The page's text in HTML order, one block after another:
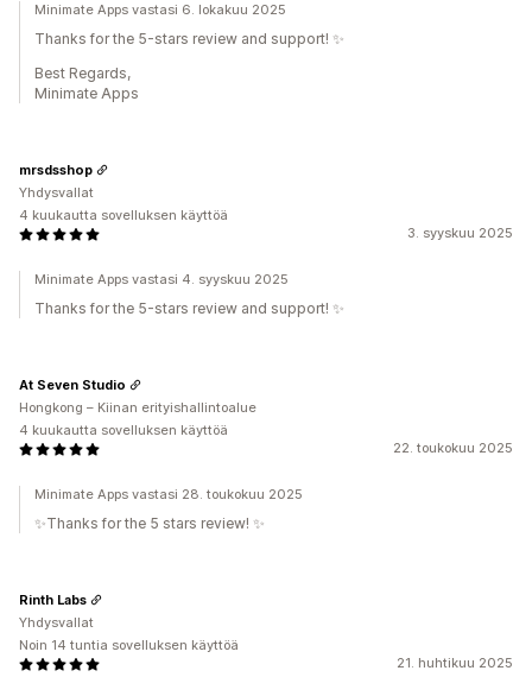
Minimate Apps vastasi 6. lokakuu 2025
Thanks for the 5-stars review and support! ✨
Best Regards,
Minimate Apps
3. syyskuu 2025
mrsdsshop
Yhdysvallat
4 kuukautta sovelluksen käyttöä
Minimate Apps vastasi 4. syyskuu 2025
Thanks for the 5-stars review and support! ✨
22. toukokuu 2025
At Seven Studio
Hongkong – Kiinan erityishallintoalue
4 kuukautta sovelluksen käyttöä
Minimate Apps vastasi 28. toukokuu 2025
✨Thanks for the 5 stars review! ✨
21. huhtikuu 2025
Rinth Labs
Yhdysvallat
Noin 14 tuntia sovelluksen käyttöä